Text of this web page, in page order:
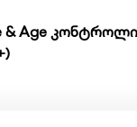
& Age